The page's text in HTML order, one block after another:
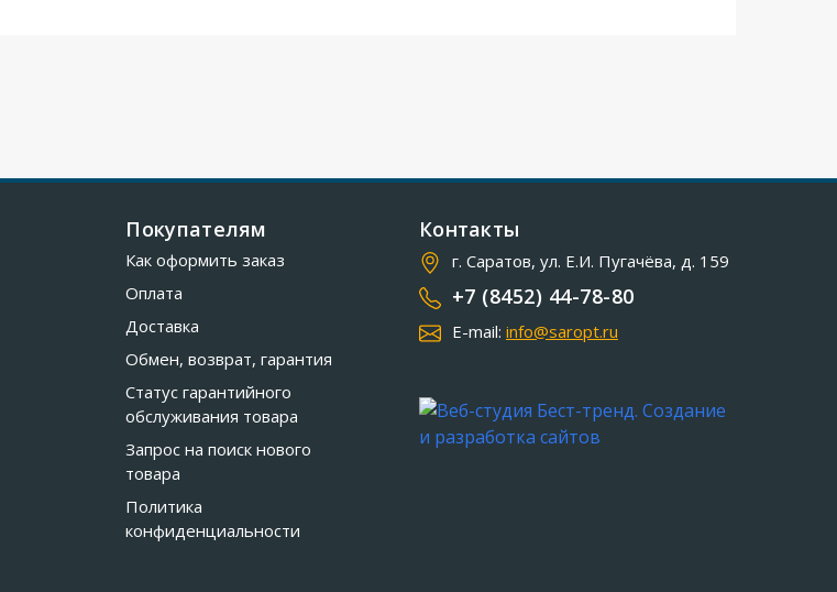
Покупателям
Как оформить заказ
Оплата
Доставка
Обмен, возврат, гарантия
Статус гарантийного
обслуживания товара
Запрос на поиск нового
товара
Политика
конфиденциальности
Контакты
г. Саратов, ул. Е.И. Пугачёва, д. 159
+7 (8452) 44-78-80
E-mail: info@saropt.ru